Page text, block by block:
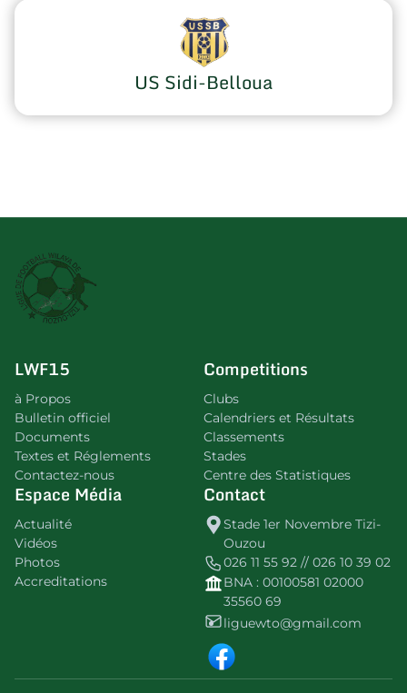
US Sidi-Belloua
LWF15
à Propos
Bulletin officiel
Documents
Textes et Réglements
Contactez-nous
Competitions
Clubs
Calendriers et Résultats
Classements
Stades
Centre des Statistiques
Espace Média
Actualité
Vidéos
Photos
Accreditations
Contact
Stade 1er Novembre Tizi-
Ouzou
026 11 55 92 // 026 10 39 02
BNA : 00100581 02000
35560 69
liguewto@gmail.com